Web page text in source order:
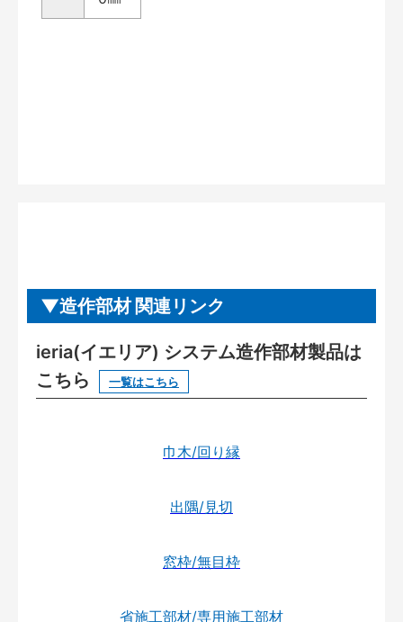
造作部材 関連リンク
ieria(イエリア) システム造作部材製品は
こちら
一覧はこちら
巾木/回り縁
出隅/見切
窓枠/無目枠
省施工部材/専用施工部材